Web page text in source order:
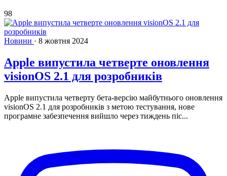
98
Новини · 8 жовтня 2024
Apple випустила четверте оновлення
visionOS 2.1 для розробників
Apple випустила четверту бета-версію майбутнього оновлення
visionOS 2.1 для розробників з метою тестування, нове
програмне забезпечення вийшло через тиждень піс...